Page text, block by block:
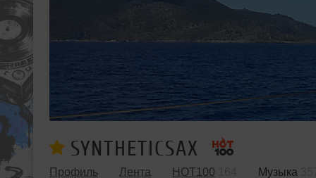
SYNTHETICSAX
Профиль Лента HOT100 Музыка